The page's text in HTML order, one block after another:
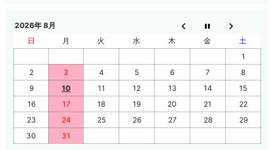
2026年 8月
日
月 火 水 木 金
土
1
2
3 4 5 6 7
8
9
10 11 12 13 14
15
16
17 18 19 20 21
22
23
24 25 26 27 28
29
30
31